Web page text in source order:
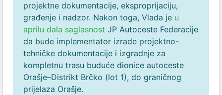
projektne dokumentacije, eksproprijaciju,
građenje i nadzor. Nakon toga, Vlada je u
aprilu dala saglasnost JP Autoceste Federacije
da bude implementator izrade projektno-
tehničke dokumentacije i izgradnje za
kompletnu trasu buduće dionice autoceste
Orašje–Distrikt Brčko (lot 1), do graničnog
prijelaza Orašje.